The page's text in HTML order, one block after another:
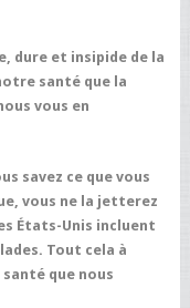
dure et insipide de la
santé que la
vous en
savez ce que vous
vous ne la jetterez
États-Unis incluent
Tout cela à
que nous